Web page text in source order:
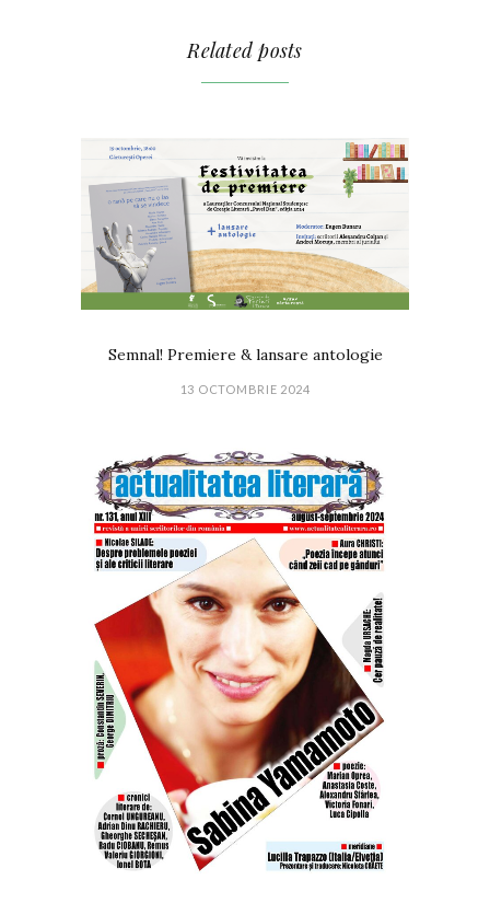
Related posts
Semnal! Premiere & lansare antologie
13 OCTOMBRIE 2024